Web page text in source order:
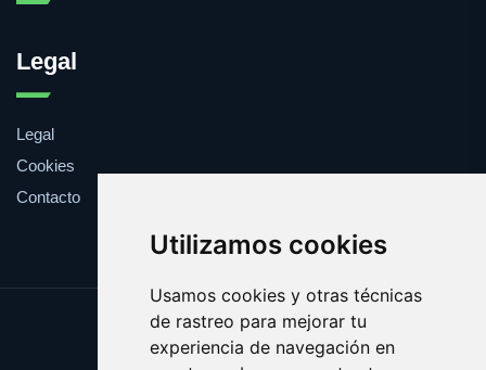
Utilizamos cookies
Usamos cookies y otras técnicas
de rastreo para mejorar tu
experiencia de navegación en
Legal
Legal
Cookies
Contacto
Update cookies preferences
Copyright © 2025 cupula.es